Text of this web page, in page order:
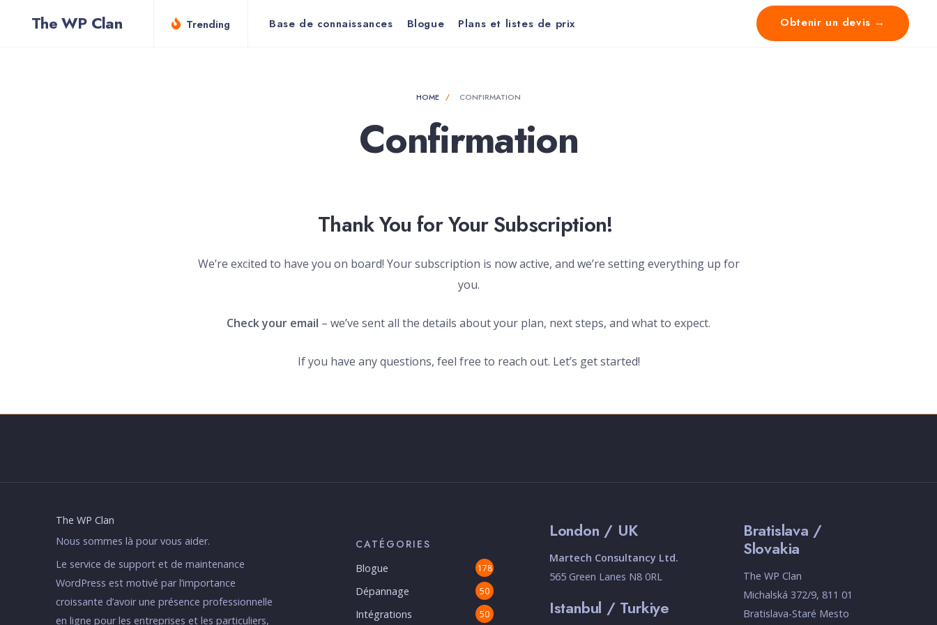
The WP Clan Trending Base de connaissances Blogue Plans et listes de prix Obtenir un devis →
HOME CONFIRMATION
Confirmation
Thank You for Your Subscription!
We’re excited to have you on board! Your subscription is now active, and we’re setting everything up for
you.
Check your email – we’ve sent all the details about your plan, next steps, and what to expect.
If you have any questions, feel free to reach out. Let’s get started!
The WP Clan
Nous sommes là pour vous aider.
Le service de support et de maintenance
WordPress est motivé par l’importance
croissante d’avoir une présence professionnelle
en ligne pour les entreprises et les particuliers,
CATÉGORIES
Blogue 178
Dépannage 50
Intégrations 50
London / UK
Martech Consultancy Ltd.
565 Green Lanes N8 0RL
Istanbul / Turkiye
Bratislava /
Slovakia
The WP Clan
Michalská 372/9, 811 01
Bratislava-Staré Mesto